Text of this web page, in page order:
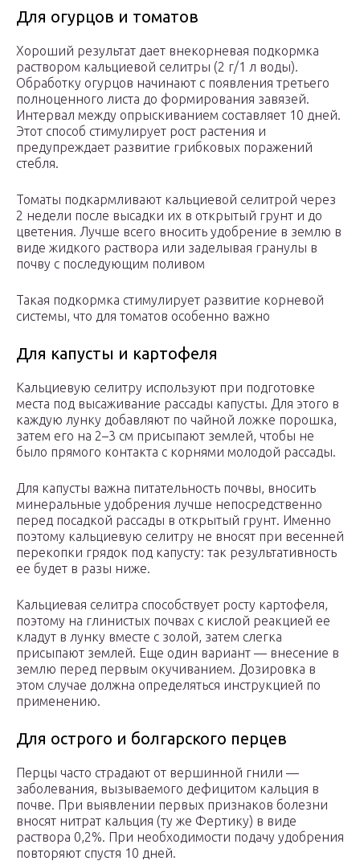
Для огурцов и томатов
Хороший результат дает внекорневая подкормка
раствором кальциевой селитры (2 г/1 л воды).
Обработку огурцов начинают с появления третьего
полноценного листа до формирования завязей.
Интервал между опрыскиванием составляет 10 дней.
Этот способ стимулирует рост растения и
предупреждает развитие грибковых поражений
стебля.
Томаты подкармливают кальциевой селитрой через
2 недели после высадки их в открытый грунт и до
цветения. Лучше всего вносить удобрение в землю в
виде жидкого раствора или заделывая гранулы в
почву с последующим поливом
Такая подкормка стимулирует развитие корневой
системы, что для томатов особенно важно
Для капусты и картофеля
Кальциевую селитру используют при подготовке
места под высаживание рассады капусты. Для этого в
каждую лунку добавляют по чайной ложке порошка,
затем его на 2–3 см присыпают землей, чтобы не
было прямого контакта с корнями молодой рассады.
Для капусты важна питательность почвы, вносить
минеральные удобрения лучше непосредственно
перед посадкой рассады в открытый грунт. Именно
поэтому кальциевую селитру не вносят при весенней
перекопки грядок под капусту: так результативность
ее будет в разы ниже.
Кальциевая селитра способствует росту картофеля,
поэтому на глинистых почвах с кислой реакцией ее
кладут в лунку вместе с золой, затем слегка
присыпают землей. Еще один вариант — внесение в
землю перед первым окучиванием. Дозировка в
этом случае должна определяться инструкцией по
применению.
Для острого и болгарского перцев
Перцы часто страдают от вершинной гнили —
заболевания, вызываемого дефицитом кальция в
почве. При выявлении первых признаков болезни
вносят нитрат кальция (ту же Фертику) в виде
раствора 0,2%. При необходимости подачу удобрения
повторяют спустя 10 дней.